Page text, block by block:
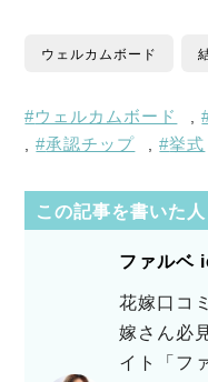
ウェルカムボード
ウェルカムボード ,
, 承認チップ , 挙式
この記事を書いた人
ファルベ
花嫁口コ
嫁さん必
イト「フ